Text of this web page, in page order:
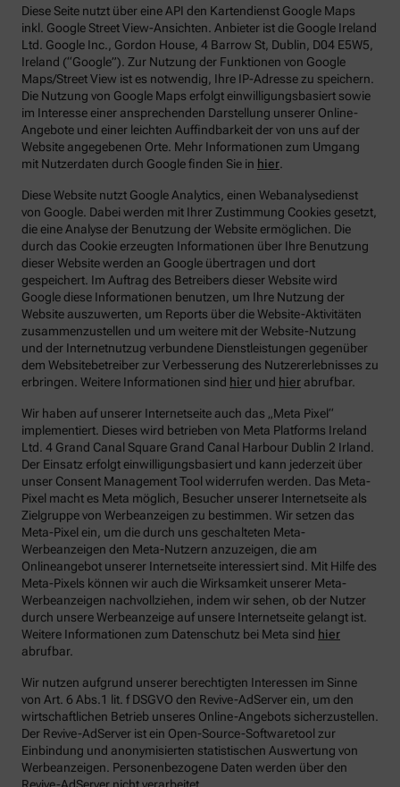
Diese Seite nutzt über eine API den Kartendienst Google Maps
inkl. Google Street View-Ansichten. Anbieter ist die Google Ireland
Ltd. Google Inc., Gordon House, 4 Barrow St, Dublin, D04 E5W5,
Ireland (“Google”). Zur Nutzung der Funktionen von Google
Maps/Street View ist es notwendig, Ihre IP-Adresse zu speichern.
Die Nutzung von Google Maps erfolgt einwilligungsbasiert sowie
im Interesse einer ansprechenden Darstellung unserer Online-
Angebote und einer leichten Auffindbarkeit der von uns auf der
Website angegebenen Orte. Mehr Informationen zum Umgang
mit Nutzerdaten durch Google finden Sie in hier.
Diese Website nutzt Google Analytics, einen Webanalysedienst
von Google. Dabei werden mit Ihrer Zustimmung Cookies gesetzt,
die eine Analyse der Benutzung der Website ermöglichen. Die
durch das Cookie erzeugten Informationen über Ihre Benutzung
dieser Website werden an Google übertragen und dort
gespeichert. Im Auftrag des Betreibers dieser Website wird
Google diese Informationen benutzen, um Ihre Nutzung der
Website auszuwerten, um Reports über die Website-Aktivitäten
zusammenzustellen und um weitere mit der Website-Nutzung
und der Internetnutzug verbundene Dienstleistungen gegenüber
dem Websitebetreiber zur Verbesserung des Nutzererlebnisses zu
erbringen. Weitere Informationen sind hier und hier abrufbar.
Wir haben auf unserer Internetseite auch das „Meta Pixel“
implementiert. Dieses wird betrieben von Meta Platforms Ireland
Ltd. 4 Grand Canal Square Grand Canal Harbour Dublin 2 Irland.
Der Einsatz erfolgt einwilligungsbasiert und kann jederzeit über
unser Consent Management Tool widerrufen werden. Das Meta-
Pixel macht es Meta möglich, Besucher unserer Internetseite als
Zielgruppe von Werbeanzeigen zu bestimmen. Wir setzen das
Meta-Pixel ein, um die durch uns geschalteten Meta-
Werbeanzeigen den Meta-Nutzern anzuzeigen, die am
Onlineangebot unserer Internetseite interessiert sind. Mit Hilfe des
Meta-Pixels können wir auch die Wirksamkeit unserer Meta-
Werbeanzeigen nachvollziehen, indem wir sehen, ob der Nutzer
durch unsere Werbeanzeige auf unsere Internetseite gelangt ist.
Weitere Informationen zum Datenschutz bei Meta sind hier
abrufbar.
Wir nutzen aufgrund unserer berechtigten Interessen im Sinne
von Art. 6 Abs.1 lit. f DSGVO den Revive-AdServer ein, um den
wirtschaftlichen Betrieb unseres Online-Angebots sicherzustellen.
Der Revive-AdServer ist ein Open-Source-Softwaretool zur
Einbindung und anonymisierten statistischen Auswertung von
Werbeanzeigen. Personenbezogene Daten werden über den